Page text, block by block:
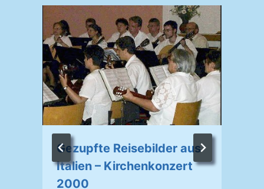
Gezupfte Reisebilder aus
Italien – Kirchenkonzert
2000